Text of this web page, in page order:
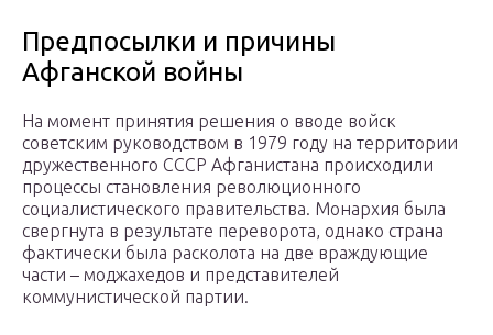
Предпосылки и причины
Афганской войны
На момент принятия решения о вводе войск
советским руководством в 1979 году на территории
дружественного СССР Афганистана происходили
процессы становления революционного
социалистического правительства. Монархия была
свергнута в результате переворота, однако страна
фактически была расколота на две враждующие
части – моджахедов и представителей
коммунистической партии.